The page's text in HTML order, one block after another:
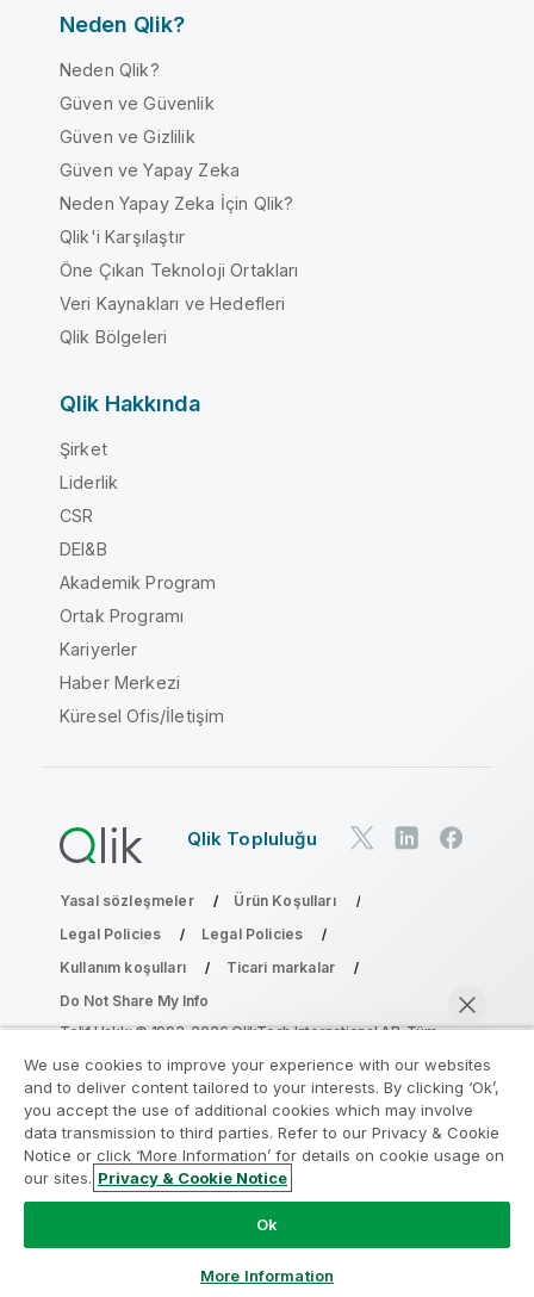
Şimdi sohbet et
Neden Qlik?
Neden Qlik?
Güven ve Güvenlik
Güven ve Gizlilik
Güven ve Yapay Zeka
Neden Yapay Zeka İçin Qlik?
Qlik'i Karşılaştır
Öne Çıkan Teknoloji Ortakları
Veri Kaynakları ve Hedefleri
Qlik Bölgeleri
Qlik Hakkında
Şirket
Liderlik
CSR
DEI&B
Akademik Program
Ortak Programı
Kariyerler
Haber Merkezi
Küresel Ofis/İletişim
Qlik Topluluğu
Yasal sözleşmeler
Ürün Koşulları
Legal Policies
Legal Policies
Kullanım koşulları
Ticari markalar
Do Not Share My Info
Telif Hakkı © 1993-2026 QlikTech International AB. Tüm
Analiz Modernleştirme Programına katılın
Analiz Modernleştirme Programı ile değerli QlikView
uygulamalarınızı ödün vermeden modernleştirin.
ulaşmak
ampquestions@qlik.com
We use cookies to improve your experience with our websites
and to deliver content tailored to your interests. By clicking ‘Ok’,
you accept the use of additional cookies which may involve
data transmission to third parties. Refer to our Privacy & Cookie
Notice or click ‘More Information’ for details on cookie usage on
our sites. Privacy & Cookie Notice
Ok
More Information